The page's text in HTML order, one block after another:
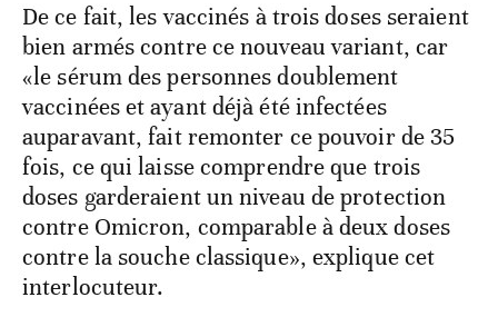
De ce fait, les vaccinés à trois doses seraient
bien armés contre ce nouveau variant, car
«le sérum des personnes doublement
vaccinées et ayant déjà été infectées
auparavant, fait remonter ce pouvoir de 35
fois, ce qui laisse comprendre que trois
doses garderaient un niveau de protection
contre Omicron, comparable à deux doses
contre la souche classique», explique cet
interlocuteur.